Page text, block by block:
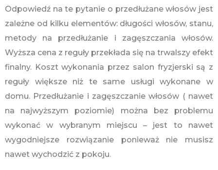
Odpowiedź na te pytanie o przedłużane włosów jest
zależne od kilku elementów: długości włosów, stanu,
metody na przedłużanie i zagęszczania włosów.
Wyższa cena z reguły przekłada się na trwalszy efekt
finalny. Koszt wykonania przez salon fryzjerski są z
reguły większe niż te same usługi wykonane w
domu. Przedłużanie i zagęszczanie włosów ( nawet
na najwyższym poziomie) można bez problemu
wykonać w wybranym miejscu – jest to nawet
wygodniejsze rozwiązanie ponieważ nie musisz
nawet wychodzić z pokoju.